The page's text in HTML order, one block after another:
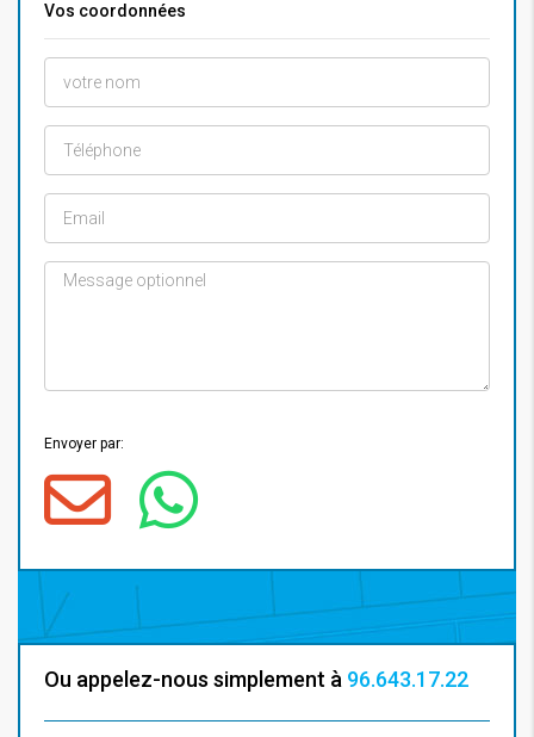
Vos coordonnées
Envoyer par:
Ou appelez-nous simplement à 96.643.17.22